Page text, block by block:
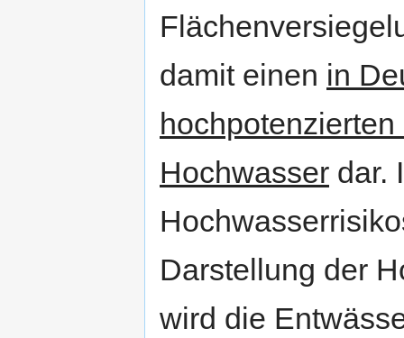
damit einen in
Hochwasser dar.
Darstellung der
wird die